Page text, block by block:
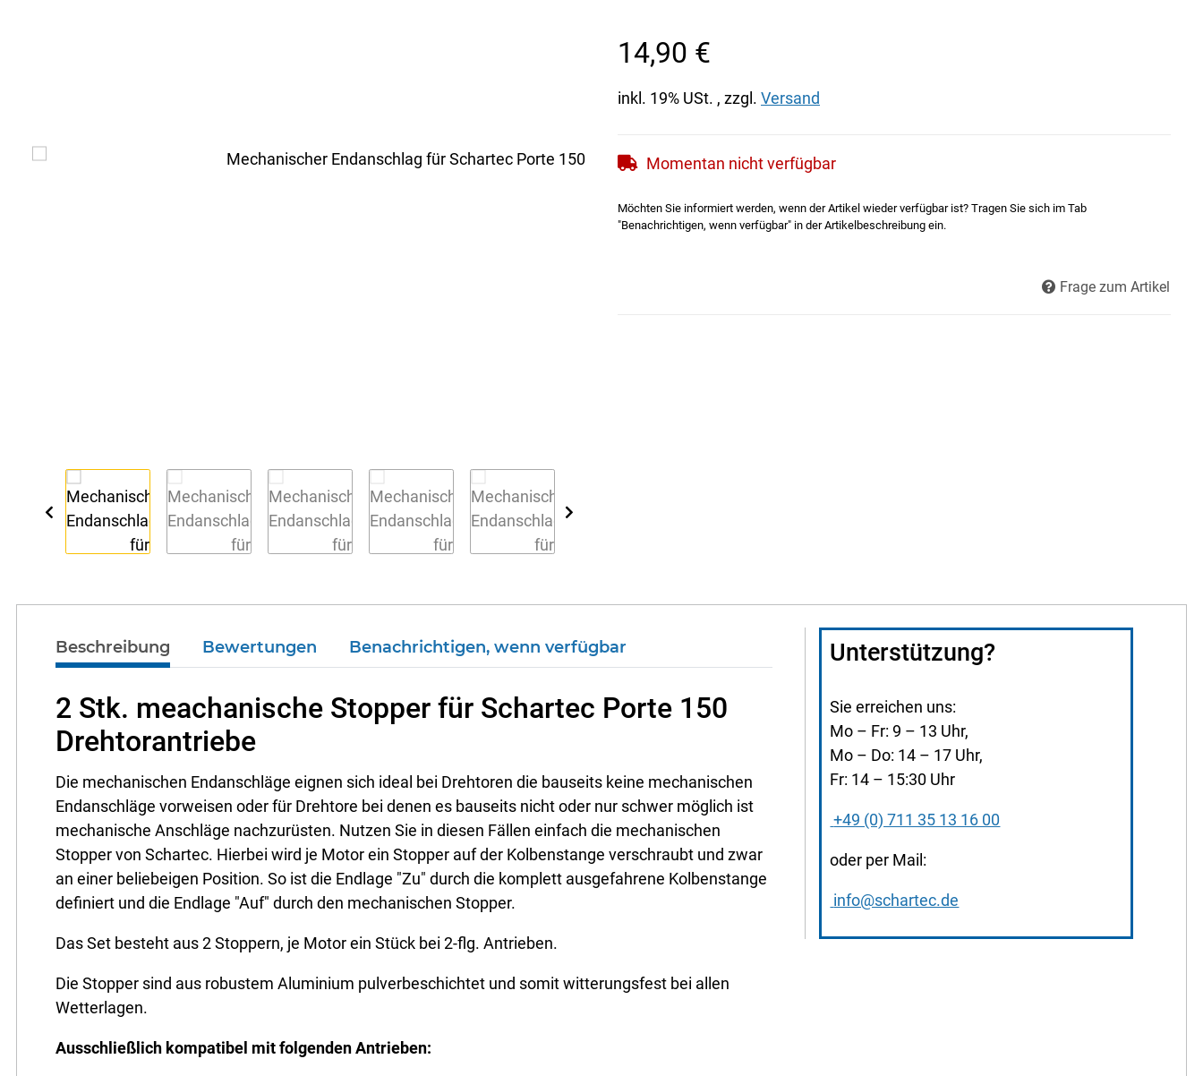
14,90 €
inkl. 19% USt. , zzgl. Versand
Momentan nicht verfügbar
Möchten Sie informiert werden, wenn der Artikel wieder verfügbar ist? Tragen Sie sich im Tab
"Benachrichtigen, wenn verfügbar" in der Artikelbeschreibung ein.
Frage zum Artikel
Beschreibung Bewertungen Benachrichtigen, wenn verfügbar
2 Stk. meachanische Stopper für Schartec Porte 150
Drehtorantriebe
Die mechanischen Endanschläge eignen sich ideal bei Drehtoren die bauseits keine mechanischen
Endanschläge vorweisen oder für Drehtore bei denen es bauseits nicht oder nur schwer möglich ist
mechanische Anschläge nachzurüsten. Nutzen Sie in diesen Fällen einfach die mechanischen
Stopper von Schartec. Hierbei wird je Motor ein Stopper auf der Kolbenstange verschraubt und zwar
an einer beliebeigen Position. So ist die Endlage "Zu" durch die komplett ausgefahrene Kolbenstange
definiert und die Endlage "Auf" durch den mechanischen Stopper.
Das Set besteht aus 2 Stoppern, je Motor ein Stück bei 2-flg. Antrieben.
Die Stopper sind aus robustem Aluminium pulverbeschichtet und somit witterungsfest bei allen
Wetterlagen.
Ausschließlich kompatibel mit folgenden Antrieben:
Unterstützung?
Sie erreichen uns:
Mo – Fr: 9 – 13 Uhr,
Mo – Do: 14 – 17 Uhr,
Fr: 14 – 15:30 Uhr
+49 (0) 711 35 13 16 00
oder per Mail:
info@schartec.de